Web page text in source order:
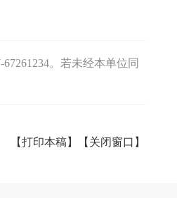
。若未经本单位同
【打印本稿】 【关闭窗口】